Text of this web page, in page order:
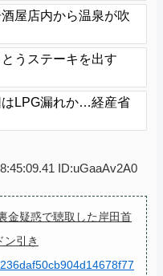
ｗｗｗｗｗｗｗｗ
屋店内から温泉が吹
うステーキを出す
LPG漏れか…経産省
ID:uGaaAv2A0
金疑惑で聴取した岸田首
ン引き